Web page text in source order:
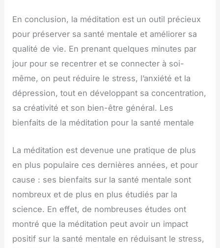
En conclusion, la méditation est un outil précieux
pour préserver sa santé mentale et améliorer sa
qualité de vie. En prenant quelques minutes par
jour pour se recentrer et se connecter à soi-
même, on peut réduire le stress, l’anxiété et la
dépression, tout en développant sa concentration,
sa créativité et son bien-être général. Les
bienfaits de la méditation pour la santé mentale
La méditation est devenue une pratique de plus
en plus populaire ces dernières années, et pour
cause : ses bienfaits sur la santé mentale sont
nombreux et de plus en plus étudiés par la
science. En effet, de nombreuses études ont
montré que la méditation peut avoir un impact
positif sur la santé mentale en réduisant le stress,